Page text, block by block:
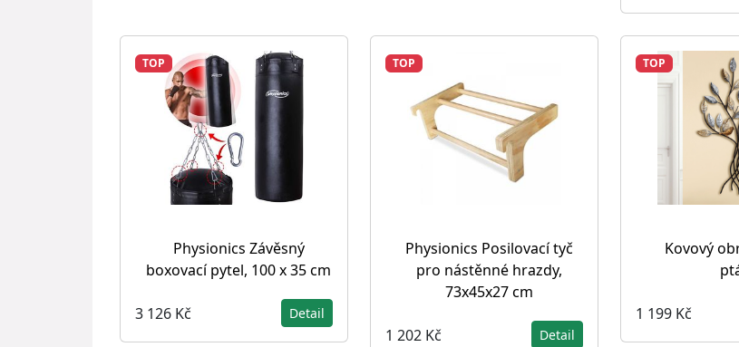
TOP
Physionics Závěsný
boxovací pytel, 100 x 35 cm
3 126 Kč Detail
TOP
Physionics Posilovací tyč
pro nástěnné hrazdy,
73x45x27 cm
1 202 Kč Detail
TOP
Kovový
1 199 Kč